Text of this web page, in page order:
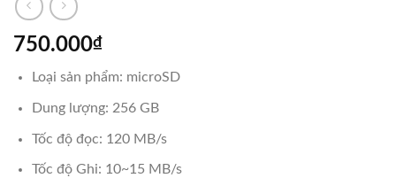
750.000₫
Loại sản phẩm: microSD
Dung lượng: 256 GB
Tốc độ đọc: 120 MB/s
Tốc độ Ghi: 10~15 MB/s